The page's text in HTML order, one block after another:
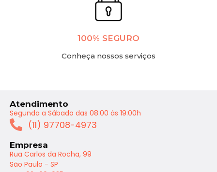
100% SEGURO
Conheça nossos serviços
Atendimento
Segunda a Sábado das 08:00 às 19:00h
(11) 97708-4973
Empresa
Rua Carlos da Rocha, 99
São Paulo - SP